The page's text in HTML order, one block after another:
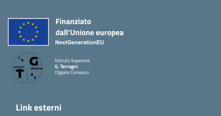
Istituto Superiore
G. Terragni
Olgiate Comasco
Link esterni